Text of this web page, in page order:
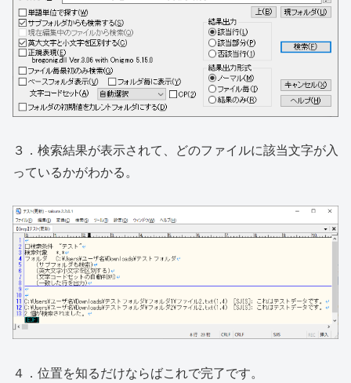
３．検索結果が表示されて、どのファイルに該当文字が入
っているかがわかる。
４．位置を知るだけならばこれで完了です。